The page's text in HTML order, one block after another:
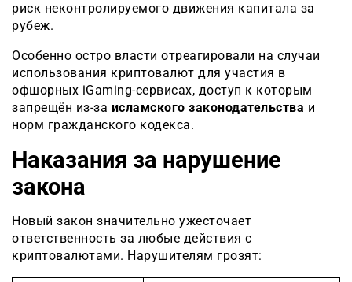
риск неконтролируемого движения капитала за
рубеж.
Особенно остро власти отреагировали на случаи
использования криптовалют для участия в
офшорных iGaming-сервисах, доступ к которым
запрещён из-за исламского законодательства и
норм гражданского кодекса.
Наказания за нарушение
закона
Новый закон значительно ужесточает
ответственность за любые действия с
криптовалютами. Нарушителям грозят: